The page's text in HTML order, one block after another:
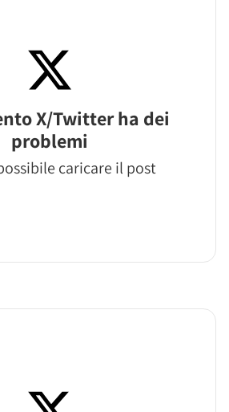
X/Twitter ha dei
problemi
caricare il post